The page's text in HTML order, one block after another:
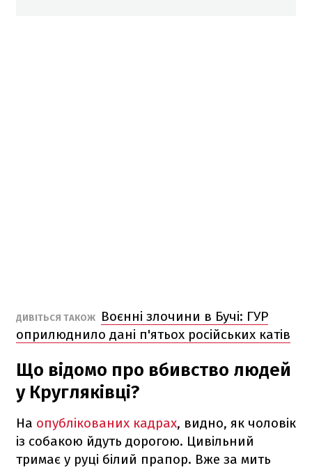
ДИВІТЬСЯ ТАКОЖ
Воєнні злочини в Бучі: ГУР
оприлюднило дані п'ятьох російських катів
Що відомо про вбивство людей
у Кругляківці?
На опублікованих кадрах, видно, як чоловік
із собакою йдуть дорогою. Цивільний
тримає у руці білий прапор. Вже за мить